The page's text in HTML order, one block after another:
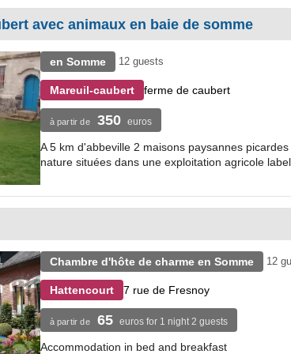
avec animaux en baie de somme
en Somme 12 guests
Mareuil-caubert ferme de caubert
à partir de 350 euros
A 5 km d'abbeville 2 maisons paysannes
nature situées dans une exploitation agricole
Chambre d'hôte de charme en Somme 12
Hattencourt 7 rue de Fresnoy
à partir de 65 euros for 1 night 2 guests
Accommodation in bed and breakfast